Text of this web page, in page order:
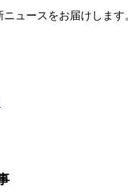
ュースをお届けします